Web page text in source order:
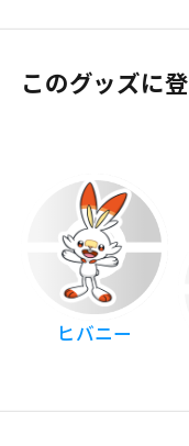
このグッズに
ヒバニー